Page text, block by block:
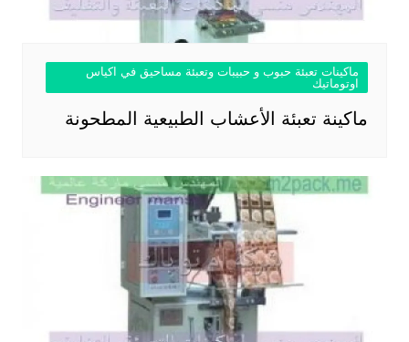
ماكينات تعبئة حبوب و حبيبات وتعبئة مساحيق في اكياس
اوتوماتيك
ماكينة تعبئة الأعشاب الطبيعية المطحونة